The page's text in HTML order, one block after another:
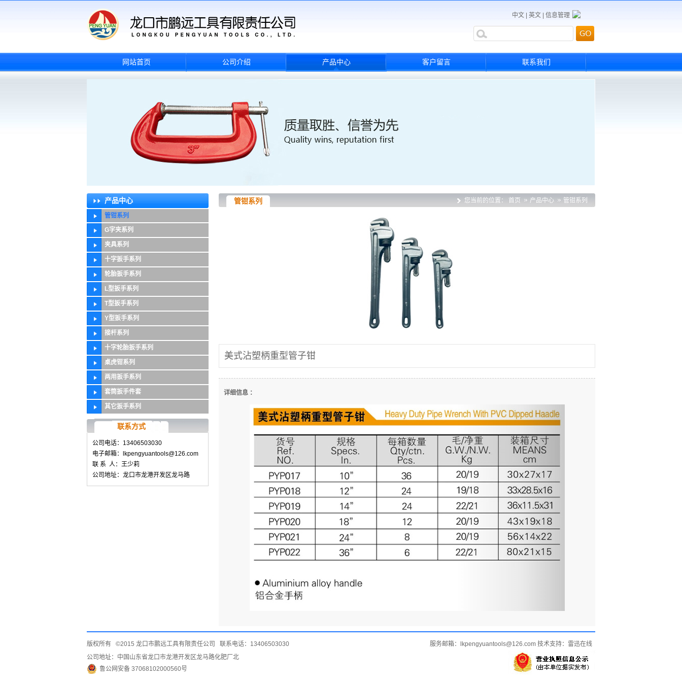
中文 英文 信息管理
网站首页 公司介绍 产品中心 客户留言 联系我们
产品中心
管钳系列
G字夹系列
夹具系列
十字扳手系列
轮胎扳手系列
L型扳手系列
T型扳手系列
Y型扳手系列
接杆系列
十字轮胎扳手系列
桌虎钳系列
两用扳手系列
套筒扳手件套
其它扳手系列
联系方式
公司电话：13406503030
电子邮箱：lkpengyuantools@126.com
联 系 人：王少莉
公司地址：龙口市龙港开发区龙马路
管钳系列 您当前的位置： 首页 产品中心 管钳系列
美式沾塑柄重型管子钳
详细信息 ：
版权所有 ©2015 龙口市鹏远工具有限责任公司 联系电话：13406503030
公司地址：中国山东省龙口市龙港开发区龙马路化肥厂北
鲁公网安备 37068102000560号
服务邮箱：lkpengyuantools@126.com 技术支持： 雷迅在线